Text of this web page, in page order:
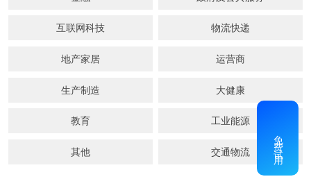
互联网科技 物流快递
地产家居 运营商
生产制造 大健康
教育 工业能源
其他 交通物流 免费试用